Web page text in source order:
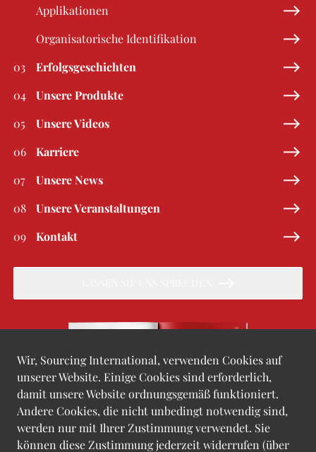
Wir, Sourcing International, verwenden Cookies auf
unserer Website. Einige Cookies sind erforderlich,
damit unsere Website ordnungsgemäß funktioniert.
Andere Cookies, die nicht unbedingt notwendig sind,
werden nur mit Ihrer Zustimmung verwendet. Sie
können diese Zustimmung jederzeit widerrufen (über
Applikationen
Organisatorische Identifikation
03
Erfolgsgeschichten
04
Unsere Produkte
05
Unsere Videos
06
Karriere
07
Unsere News
08
Unsere Veranstaltungen
09
Kontakt
Broschüre online durchblättern